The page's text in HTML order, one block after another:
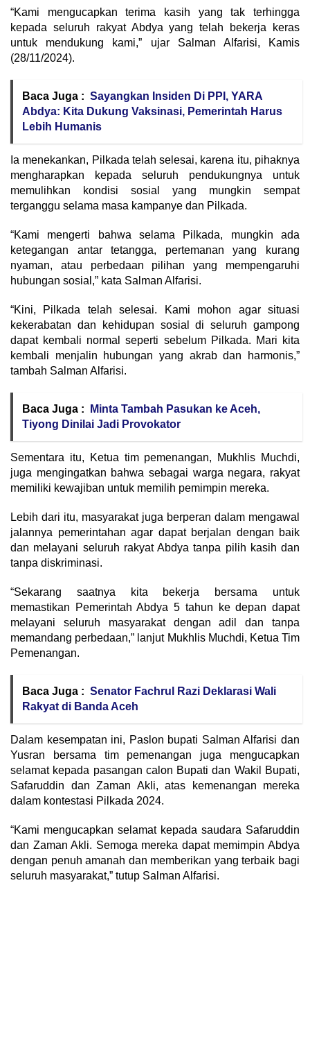
“Kami mengucapkan terima kasih yang tak terhingga
kepada seluruh rakyat Abdya yang telah bekerja keras
untuk mendukung kami,” ujar Salman Alfarisi, Kamis
(28/11/2024).
Baca Juga : Sayangkan Insiden Di PPI, YARA
Abdya: Kita Dukung Vaksinasi, Pemerintah Harus
Lebih Humanis
Ia menekankan, Pilkada telah selesai, karena itu, pihaknya
mengharapkan kepada seluruh pendukungnya untuk
memulihkan kondisi sosial yang mungkin sempat
terganggu selama masa kampanye dan Pilkada.
“Kami mengerti bahwa selama Pilkada, mungkin ada
ketegangan antar tetangga, pertemanan yang kurang
nyaman, atau perbedaan pilihan yang mempengaruhi
hubungan sosial,” kata Salman Alfarisi.
“Kini, Pilkada telah selesai. Kami mohon agar situasi
kekerabatan dan kehidupan sosial di seluruh gampong
dapat kembali normal seperti sebelum Pilkada. Mari kita
kembali menjalin hubungan yang akrab dan harmonis,”
tambah Salman Alfarisi.
Baca Juga :
Minta Tambah Pasukan ke Aceh,
Tiyong Dinilai Jadi Provokator
Sementara itu, Ketua tim pemenangan, Mukhlis Muchdi,
juga mengingatkan bahwa sebagai warga negara, rakyat
memiliki kewajiban untuk memilih pemimpin mereka.
Lebih dari itu, masyarakat juga berperan dalam mengawal
jalannya pemerintahan agar dapat berjalan dengan baik
dan melayani seluruh rakyat Abdya tanpa pilih kasih dan
tanpa diskriminasi.
“Sekarang saatnya kita bekerja bersama untuk
memastikan Pemerintah Abdya 5 tahun ke depan dapat
melayani seluruh masyarakat dengan adil dan tanpa
memandang perbedaan,” lanjut Mukhlis Muchdi, Ketua Tim
Pemenangan.
Baca Juga : Senator Fachrul Razi Deklarasi Wali
Rakyat di Banda Aceh
Dalam kesempatan ini, Paslon bupati Salman Alfarisi dan
Yusran bersama tim pemenangan juga mengucapkan
selamat kepada pasangan calon Bupati dan Wakil Bupati,
Safaruddin dan Zaman Akli, atas kemenangan mereka
dalam kontestasi Pilkada 2024.
“Kami mengucapkan selamat kepada saudara Safaruddin
dan Zaman Akli. Semoga mereka dapat memimpin Abdya
dengan penuh amanah dan memberikan yang terbaik bagi
seluruh masyarakat,” tutup Salman Alfarisi.